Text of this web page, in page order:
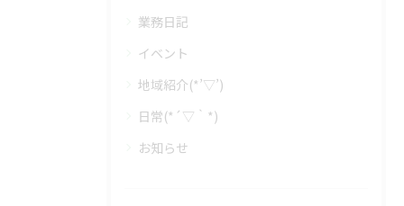
業務日記
イベント
地域紹介(*’▽’)
日常(*´▽｀*)
お知らせ